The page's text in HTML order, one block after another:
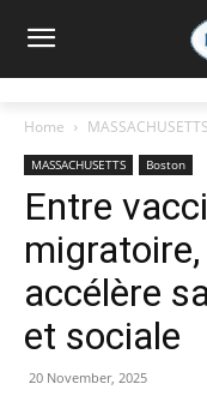
Home MASSACHUSETTS
MASSACHUSETTS Boston
Entre
accélère
et sociale
20 November, 2025